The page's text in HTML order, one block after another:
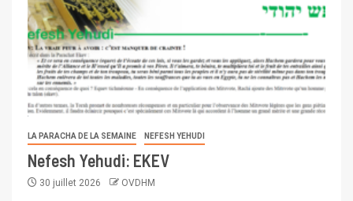
LA PARACHA DE LA SEMAINE NEFESH YEHUDI
Nefesh Yehudi: EKEV
30 juillet 2026 OVDHM